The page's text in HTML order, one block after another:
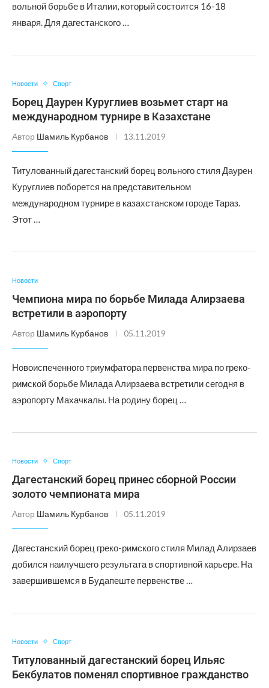
вольной борьбе в Италии, который состоится 16-18
января. Для дагестанского …
Новости Спорт
Борец Даурен Куруглиев возьмет старт на
международном турнире в Казахстане
Автор Шамиль Курбанов 13.11.2019
Титулованный дагестанский борец вольного стиля Даурен
Куруглиев поборется на представительном
международном турнире в казахстанском городе Тараз.
Этот …
Новости
Чемпиона мира по борьбе Милада Алирзаева
встретили в аэропорту
Автор Шамиль Курбанов 05.11.2019
Новоиспеченного триумфатора первенства мира по греко-
римской борьбе Милада Алирзаева встретили сегодня в
аэропорту Махачкалы. На родину борец …
Новости Спорт
Дагестанский борец принес сборной России
золото чемпионата мира
Автор Шамиль Курбанов 05.11.2019
Дагестанский борец греко-римского стиля Милад Алирзаев
добился наилучшего результата в спортивной карьере. На
завершившемся в Будапеште первенстве …
Новости Спорт
Титулованный дагестанский борец Ильяс
Бекбулатов поменял спортивное гражданство